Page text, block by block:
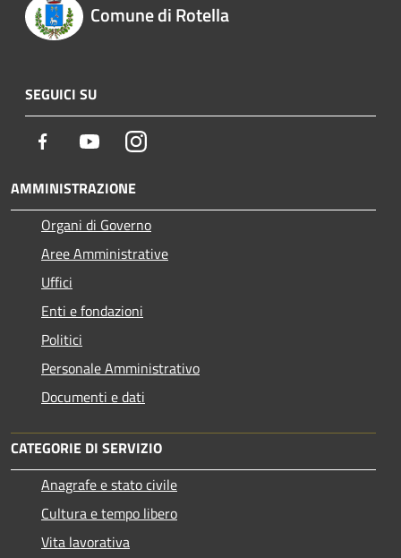
Comune di Rotella
SEGUICI SU
Facebook YoutubeInstagram
AMMINISTRAZIONE
Organi di Governo
Aree Amministrative
Uffici
Enti e fondazioni
Politici
Personale Amministrativo
Documenti e dati
CATEGORIE DI SERVIZIO
Anagrafe e stato civile
Cultura e tempo libero
Vita lavorativa